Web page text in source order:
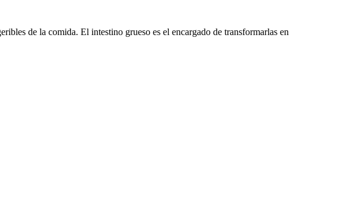
de la comida. El intestino grueso es el encargado de transformarlas en